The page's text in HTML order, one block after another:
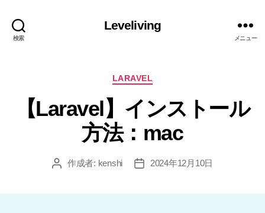
検索
Leveliving
メニュー
カ
ゴ
リ
ー
LARAVEL
【Laravel】インストール
方法：mac
投 作成者: kenshi
投
2024年12月10日